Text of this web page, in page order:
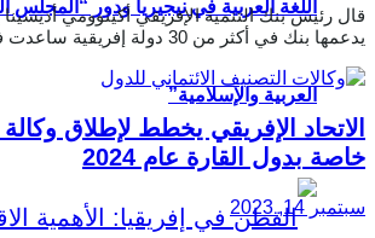
اللغة العربية في نيجيريا ودور
العربية والإسلامية”
قال رئيس بنك التنمية الإفريقي أكينوومي أديسينا
يدعمها بنك في أكثر من 30 دولة إفريقية ساعدت في ...
الاتحاد الإفريقي يخطط لإطلاق
خاصة بدول القارة عام 2024
سبتمبر 14, 2023